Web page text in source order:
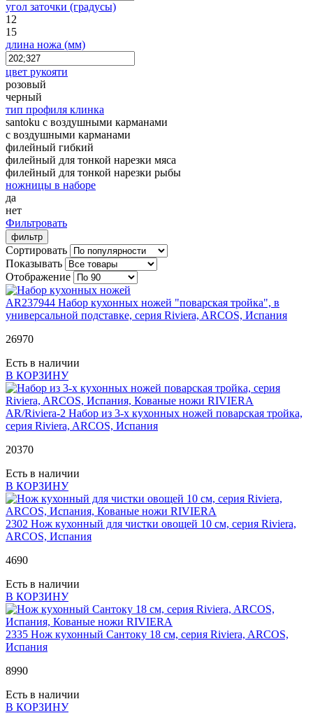
угол заточки (градусы)
12
15
длина ножа (мм)
цвет рукояти
розовый
черный
тип профиля клинка
santoku с воздушными карманами
с воздушными карманами
филейный гибкий
филейный для тонкой нарезки мяса
филейный для тонкой нарезки рыбы
ножницы в наборе
да
нет
Фильтровать
фильтр
Сортировать
Показывать
Отображение
AR237944 Набор кухонных ножей "поварская тройка", в
универсальной подставке, серия Riviera, ARCOS, Испания
26970
Есть в наличии
В КОРЗИНУ
AR/Riviera-2 Набор из 3-х кухонных ножей поварская тройка,
серия Riviera, ARCOS, Испания
20370
Есть в наличии
В КОРЗИНУ
2302 Нож кухонный для чистки овощей 10 см, серия Riviera,
ARCOS, Испания
4690
Есть в наличии
В КОРЗИНУ
2335 Нож кухонный Сантоку 18 см, серия Riviera, ARCOS,
Испания
8990
Есть в наличии
В КОРЗИНУ